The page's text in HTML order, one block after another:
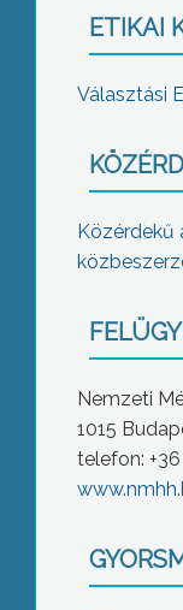
ETIKAI
Választási
Közérdekű
Nemzeti
1015
telefon: